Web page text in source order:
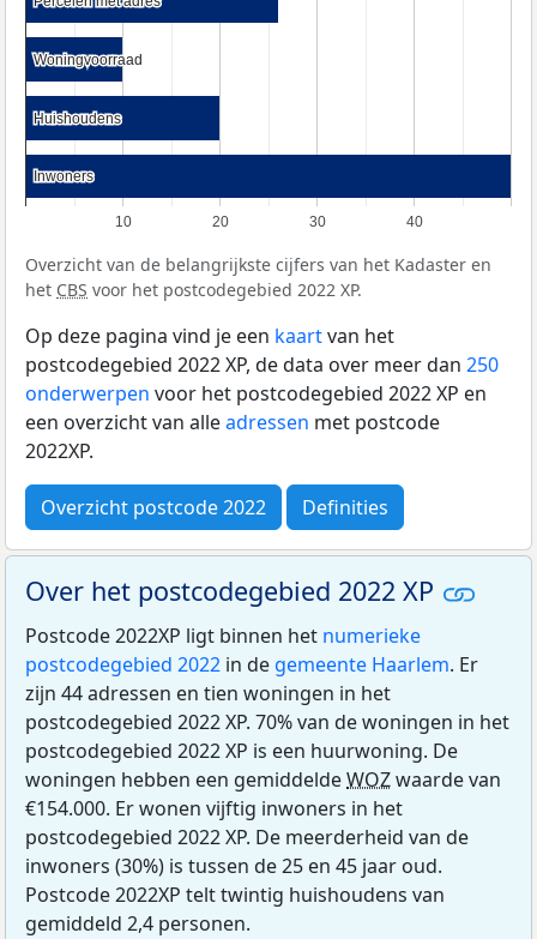
10 20 30 40
Woningvoorraad
Woningvoorraad
Huishoudens
Huishoudens
Inwoners
Inwoners
Overzicht van de belangrijkste cijfers van het Kadaster en
het CBS voor het postcodegebied 2022 XP.
Op deze pagina vind je een kaartvan het
postcodegebied 2022 XP, de data over meer dan 250
onderwerpen voor het postcodegebied 2022 XP en
een overzicht van alleadressen met postcode
2022XP.
Overzicht postcode 2022 Definities
Over het postcodegebied 2022 XP
Postcode 2022XP ligt binnen het numerieke
postcodegebied 2022 in de gemeente Haarlem. Er
zijn 44 adressen en tien woningen in het
postcodegebied 2022 XP. 70% van de woningen in het
postcodegebied 2022 XP is een huurwoning. De
woningen hebben een gemiddeldeWOZwaarde van
€154.000. Er wonen vijftig inwoners in het
postcodegebied 2022 XP. De meerderheid van de
inwoners (30%) is tussen de 25 en 45 jaar oud.
Postcode 2022XP telt twintig huishoudens van
gemiddeld 2,4 personen.